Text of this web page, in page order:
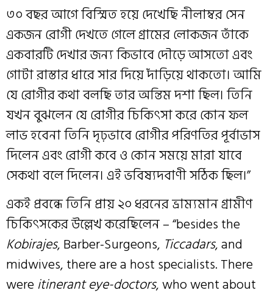
৩০ বছর আগে বিস্মিত হয়ে দেখেছি নীলাম্বর সেন
একজন রোগী দেখতে গেলে গ্রামের লোকজন তাঁকে
একবারটি দেখার জন্য কিভাবে দৌড়ে আসতো এবং
গোটা রাস্তার ধারে সার দিয়ে দাঁড়িয়ে থাকতো। আমি
যে রোগীর কথা বলছি তার অন্তিম দশা ছিল। তিনি
যখন বুঝলেন যে রোগীর চিকিৎসা করে কোন ফল
লাভ হবেনা তিনি দৃঢ়ভাবে রোগীর পরিণতির পূর্বাভাস
দিলেন এবং রোগী কবে ও কোন সময়ে মারা যাবে
সেকথা বলে দিলেন। এই ভবিষ্যদবাণী সঠিক ছিল।”
একই প্রবন্ধে তিনি প্রায় ২০ ধরনের ভ্রাম্যমান গ্রামীণ
চিকিৎসকের উল্লেখ করেছিলেন – “besides the
Kobirajes, Barber-Surgeons, Ticcadars, and
midwives, there are a host specialists. There
wereitinerant eye-doctors, who went about